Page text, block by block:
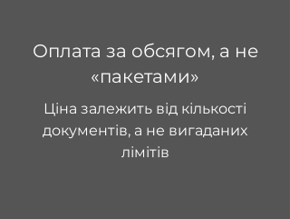
Оплата за обсягом, а не
«пакетами»
Ціна залежить від кількості
документів, а не вигаданих
лімітів